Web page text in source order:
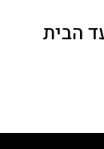
הבית